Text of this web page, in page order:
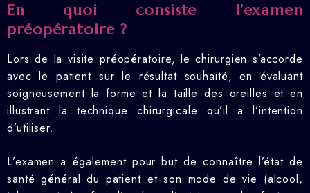
En quoi consiste l’examen
préopératoire ?
Lors de la visite préopératoire, le chirurgien s’accorde
avec le patient sur le résultat souhaité, en évaluant
soigneusement la forme et la taille des oreilles et en
illustrant la technique chirurgicale qu’il a l’intention
d’utiliser.
L’examen a également pour but de connaître l’état de
santé général du patient et son mode de vie (alcool,